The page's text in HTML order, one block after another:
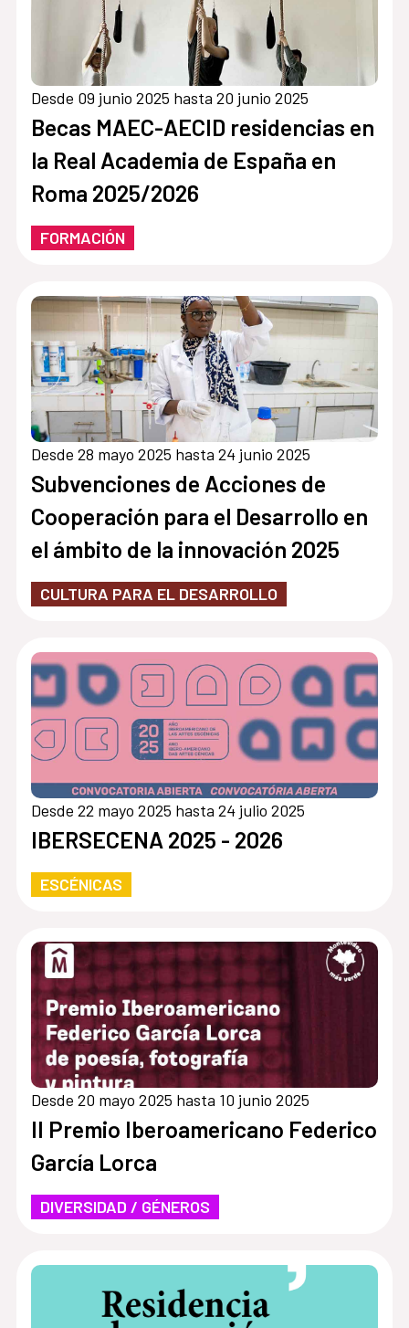
Desde 09 junio 2025 hasta 20 junio 2025
Becas MAEC-AECID residencias en
la Real Academia de España en
Roma 2025/2026
FORMACIÓN
Desde 28 mayo 2025 hasta 24 junio 2025
Subvenciones de Acciones de
Cooperación para el Desarrollo en
el ámbito de la innovación 2025
CULTURA PARA EL DESARROLLO
Desde 22 mayo 2025 hasta 24 julio 2025
IBERSECENA 2025 - 2026
ESCÉNICAS
Desde 20 mayo 2025 hasta 10 junio 2025
II Premio Iberoamericano Federico
García Lorca
DIVERSIDAD / GÉNEROS